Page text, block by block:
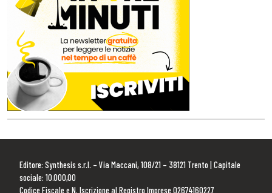
Editore: Synthesis s.r.l. – Via Maccani, 108/21 – 38121 Trento | Capitale
sociale: 10.000,00
Codice Fiscale e N. Iscrizione al Registro Imprese 02674160227